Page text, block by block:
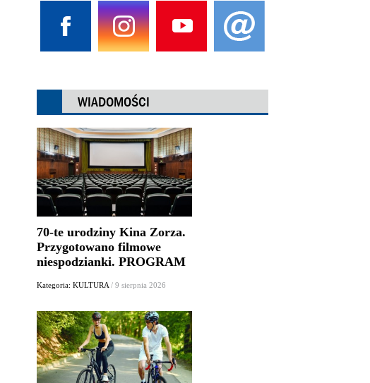
WIADOMOŚCI
70-te urodziny Kina Zorza.
Przygotowano filmowe
niespodzianki. PROGRAM
Kategoria: KULTURA / 9 sierpnia 2026